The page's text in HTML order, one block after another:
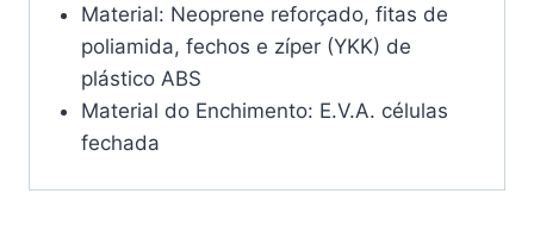
Material: Neoprene reforçado, fitas de
poliamida, fechos e zíper (YKK) de
plástico ABS
Material do Enchimento: E.V.A. células
fechada